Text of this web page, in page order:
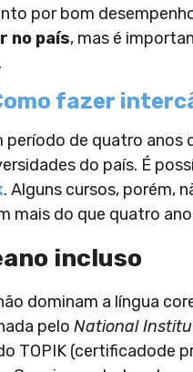
por bom
no país, mas é
fazer
período de quatro
do país. É
. Alguns cursos, porém,
mais do que quatro
incluso
dominam a língua
pelo National
TOPIK (certificadode